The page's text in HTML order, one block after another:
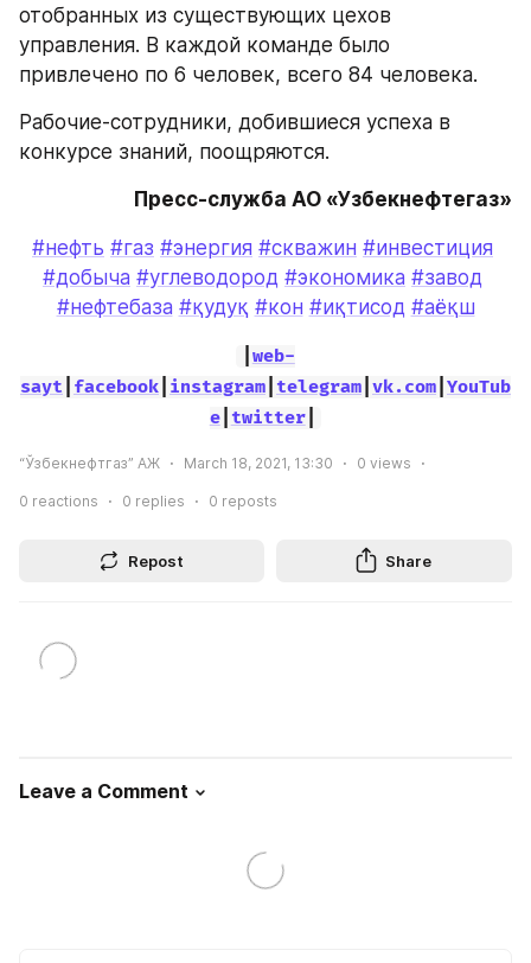
отобранных из существующих цехов
управления. В каждой команде было
привлечено по 6 человек, всего 84 человека.
Рабочие-сотрудники, добившиеся успеха в
конкурсе знаний, поощряются.
Пресс-служба АО «Узбекнефтегаз»
#нефть #газ #энергия #скважин #инвестиция
#добыча #углеводород #экономика #завод
#нефтебаза #қудуқ #кон #иқтисод #аёқш
web-
sayt facebook instagram telegram vk.com YouTub
e| twitter|
“Ўзбекнефтгаз” АЖ March 18, 2021, 13:30 0 views
0 reactions 0 replies 0 reposts
Repost Share
Leave a Comment